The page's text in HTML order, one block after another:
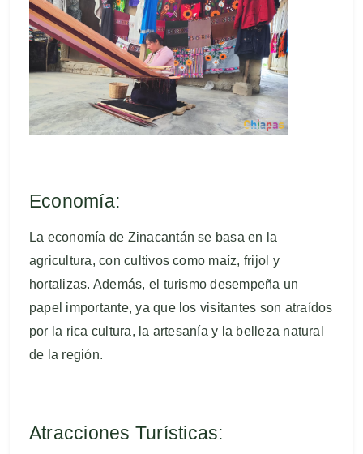
Economía:
La economía de Zinacantán se basa en la
agricultura, con cultivos como maíz, frijol y
hortalizas. Además, el turismo desempeña un
papel importante, ya que los visitantes son atraídos
por la rica cultura, la artesanía y la belleza natural
de la región.
Atracciones Turísticas: